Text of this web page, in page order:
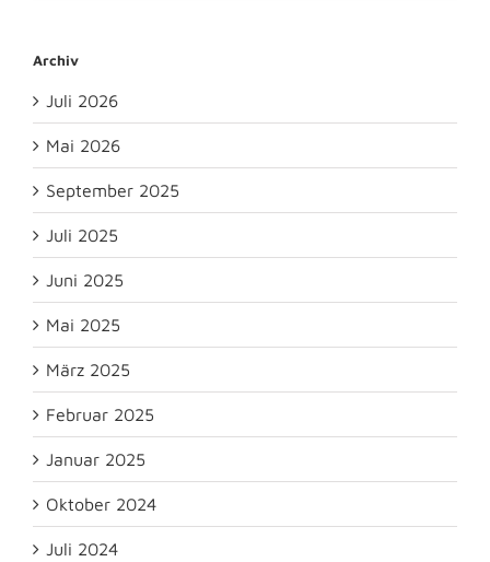
Archiv
Juli 2026
Mai 2026
September 2025
Juli 2025
Juni 2025
Mai 2025
März 2025
Februar 2025
Januar 2025
Oktober 2024
Juli 2024